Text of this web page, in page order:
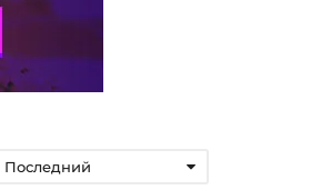
Последний